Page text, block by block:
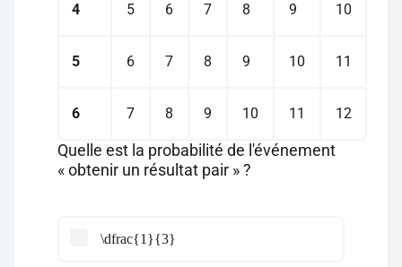
4 5 6 7 8 9 10
5 6 7 8 9 10 11
6 7 8 9 10 11 12
Quelle est la probabilité de l'événement
« obtenir un résultat pair » ?
\dfrac{1}{3}